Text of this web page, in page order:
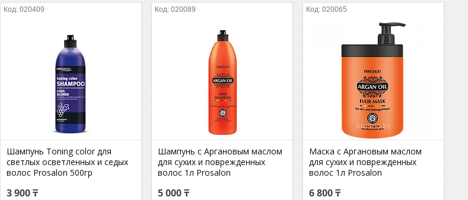
020409
Шампунь Toning color для
светлых осветленных и седых
волос Prosalon 500гр
3 900 ₸
020089
Шампунь с Аргановым маслом
для сухих и поврежденных
волос 1л Prosalon
5 000 ₸
020065
Маска с Аргановым маслом
для сухих и поврежденных
волос 1л Prosalon
6 800 ₸